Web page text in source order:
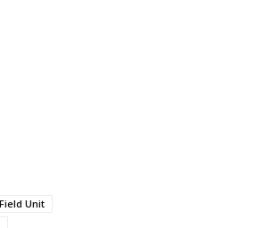
Unit